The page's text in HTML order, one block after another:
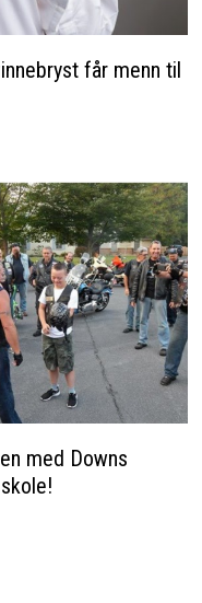
får menn til
med Downs